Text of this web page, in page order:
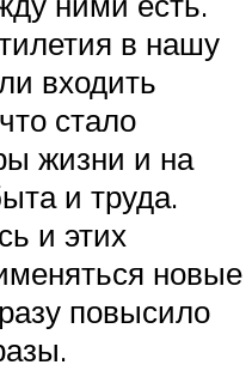
в нашу
входить
стало
жизни и на
и труда.
и этих
новые
повысило